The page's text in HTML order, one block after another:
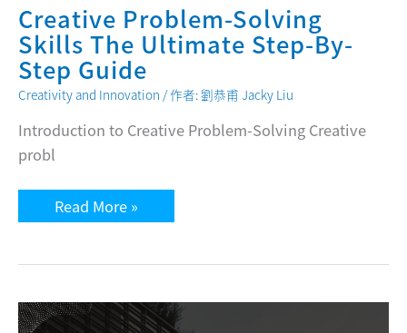
Creative Problem-Solving
Skills The Ultimate Step-By-
Step Guide
Creativity and Innovation / 作者:劉恭甫 Jacky Liu
Introduction to Creative Problem-Solving Creative
probl
Creative
Problem-
The
By-
Step
Read More »